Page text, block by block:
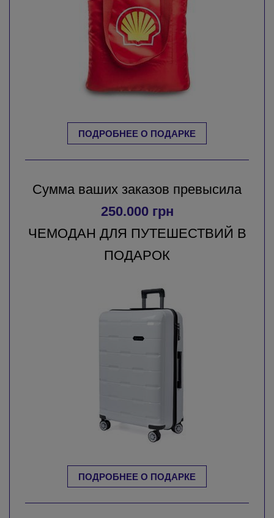
ПОДРОБНЕЕ О ПОДАРКЕ
Сумма ваших заказов превысила
250.000 грн
ЧЕМОДАН ДЛЯ ПУТЕШЕСТВИЙ В
ПОДАРОК
ПОДРОБНЕЕ О ПОДАРКЕ